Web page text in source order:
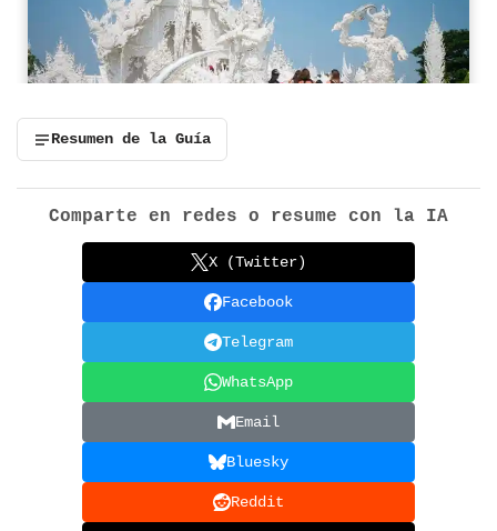
Resumen de la Guía
Comparte en redes o resume con la IA
X (Twitter)
Facebook
Telegram
WhatsApp
Email
Bluesky
Reddit